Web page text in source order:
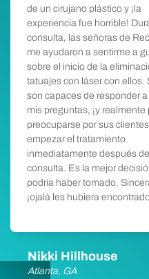
de un cirujano plástico y ¡la
experiencia fue horrible!
consulta, las señoras de
me ayudaron a sentirme a
sobre el inicio de la
tatuajes con láser con ellos.
son capaces de responder
mis preguntas, ¡y realmente
preocuparse por sus
empezar el tratamiento
inmediatamente después
consulta. Es la mejor
podría haber tomado.
¡ojalá les hubiera
Nikki Hillhouse
Atlanta, GA